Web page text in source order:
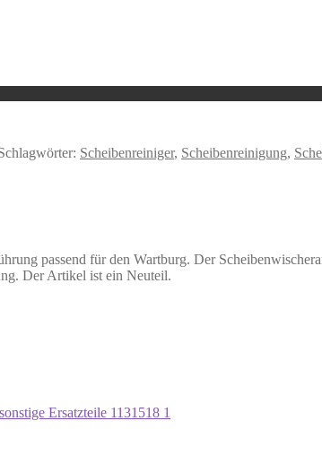
Scheibenreiniger, Scheibenreinigung,
passend für den Wartburg. Der
Der Artikel ist ein Neuteil.